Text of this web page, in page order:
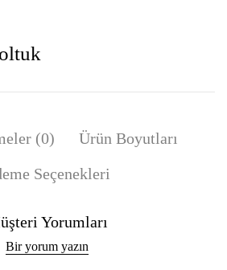
(0)
Ürün Boyutları
Seçenekleri
Yorumları
Bir yorum yazın